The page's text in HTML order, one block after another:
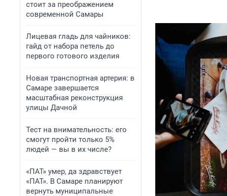
стоит за преображением
современной Самары
Лицевая гладь для чайников:
гайд от набора петель до
первого готового изделия
Новая транспортная артерия: в
Самаре завершается
масштабная реконструкция
улицы Дачной
Тест на внимательность: его
смогут пройти только 5%
людей — вы в их числе?
«ПАТ» умер, да здравствует
«ПАТ». В Самаре планируют
вернуть муниципальные